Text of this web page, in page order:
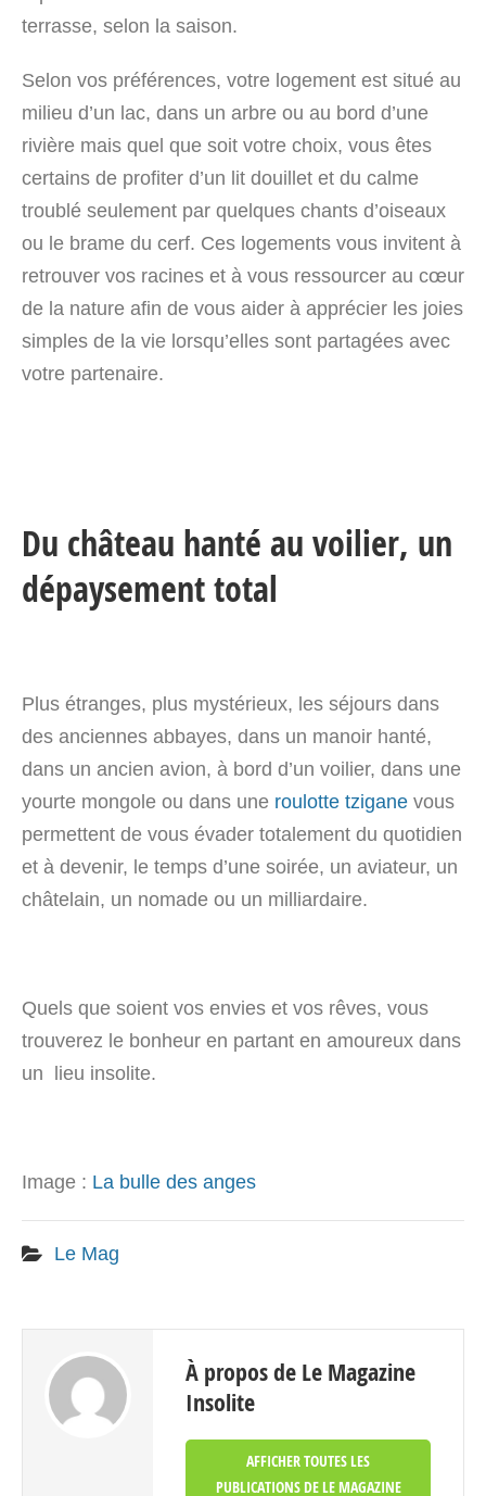
terrasse, selon la saison.
Selon vos préférences, votre logement est situé au
milieu d’un lac, dans un arbre ou au bord d’une
rivière mais quel que soit votre choix, vous êtes
certains de profiter d’un lit douillet et du calme
troublé seulement par quelques chants d’oiseaux
ou le brame du cerf. Ces logements vous invitent à
retrouver vos racines et à vous ressourcer au cœur
de la nature afin de vous aider à apprécier les joies
simples de la vie lorsqu’elles sont partagées avec
votre partenaire.
Du château hanté au voilier, un
dépaysement total
Plus étranges, plus mystérieux, les séjours dans
des anciennes abbayes, dans un manoir hanté,
dans un ancien avion, à bord d’un voilier, dans une
yourte mongole ou dans une roulotte tzigane vous
permettent de vous évader totalement du quotidien
et à devenir, le temps d’une soirée, un aviateur, un
châtelain, un nomade ou un milliardaire.
Quels que soient vos envies et vos rêves, vous
trouverez le bonheur en partant en amoureux dans
un lieu insolite.
Image : La bulle des anges
Le Mag
À propos de Le Magazine
Insolite
AFFICHER TOUTES LES
PUBLICATIONS DE LE MAGAZINE